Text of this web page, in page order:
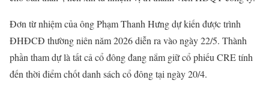
Đơn từ nhiệm của ông Phạm Thanh Hưng dự kiến được trình
ĐHĐCĐ thường niên năm 2026 diễn ra vào ngày 22/5. Thành
phần tham dự là tất cả cổ đông đang nắm giữ cổ phiếu CRE tính
đến thời điểm chốt danh sách cổ đông tại ngày 20/4.